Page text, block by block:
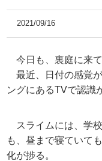
2021/09/16
今日も、裏庭に来て
最近、日付の感覚
ングにあるTVで認識
スライムには、学
も、昼まで寝ていて
化が捗る。